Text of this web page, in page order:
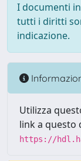
I documenti
tutti i diritti
indicazione.
Utilizza
link a questo
https://